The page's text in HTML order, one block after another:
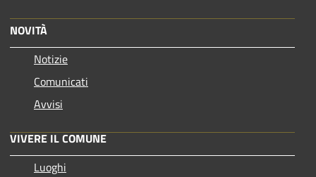
NOVITÀ
Notizie
Comunicati
Avvisi
VIVERE IL COMUNE
Luoghi